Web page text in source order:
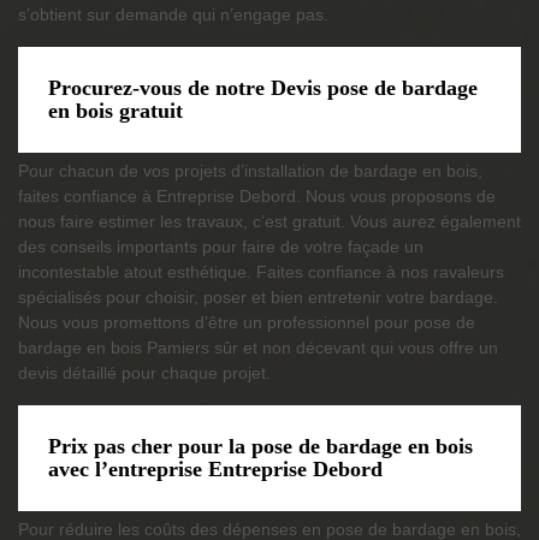
s’obtient sur demande qui n’engage pas.
Procurez-vous de notre Devis pose de bardage
en bois gratuit
Pour chacun de vos projets d’installation de bardage en bois,
faites confiance à Entreprise Debord. Nous vous proposons de
nous faire estimer les travaux, c’est gratuit. Vous aurez également
des conseils importants pour faire de votre façade un
incontestable atout esthétique. Faites confiance à nos ravaleurs
spécialisés pour choisir, poser et bien entretenir votre bardage.
Nous vous promettons d’être un professionnel pour pose de
bardage en bois Pamiers sûr et non décevant qui vous offre un
devis détaillé pour chaque projet.
Prix pas cher pour la pose de bardage en bois
avec l’entreprise Entreprise Debord
Pour réduire les coûts des dépenses en pose de bardage en bois,